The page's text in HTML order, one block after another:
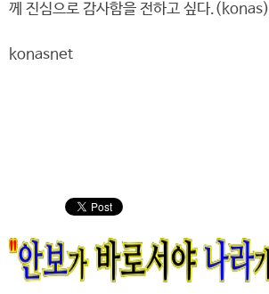
께 진심으로 감사함을 전하고 싶다.(konas)
konasnet